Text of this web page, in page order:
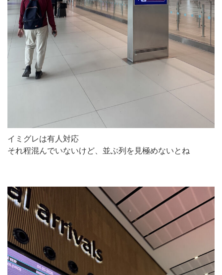
イミグレは有人対応
それ程混んでいないけど、並ぶ列を見極めないとね